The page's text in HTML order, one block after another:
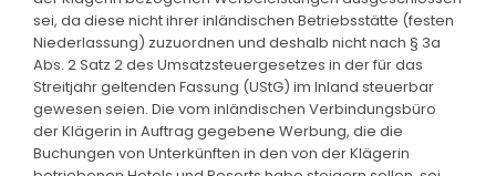
sei, da diese nicht ihrer inländischen Betriebsstätte (festen
Niederlassung) zuzuordnen und deshalb nicht nach § 3a
Abs. 2 Satz 2 des Umsatzsteuergesetzes in der für das
Streitjahr geltenden Fassung (UStG) im Inland steuerbar
gewesen seien. Die vom inländischen Verbindungsbüro
der Klägerin in Auftrag gegebene Werbung, die die
Buchungen von Unterkünften in den von der Klägerin